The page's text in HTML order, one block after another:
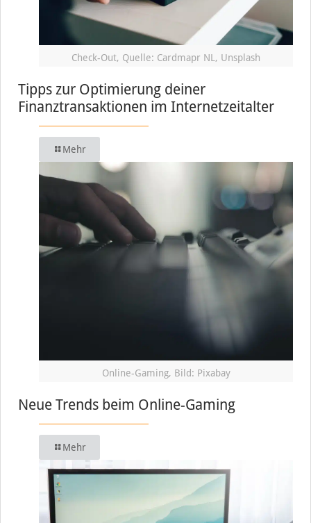
Check-Out, Quelle: Cardmapr NL, Unsplash
Tipps zur Optimierung deiner
Finanztransaktionen im Internetzeitalter
Mehr
Online-Gaming, Bild: Pixabay
Neue Trends beim Online-Gaming
Mehr